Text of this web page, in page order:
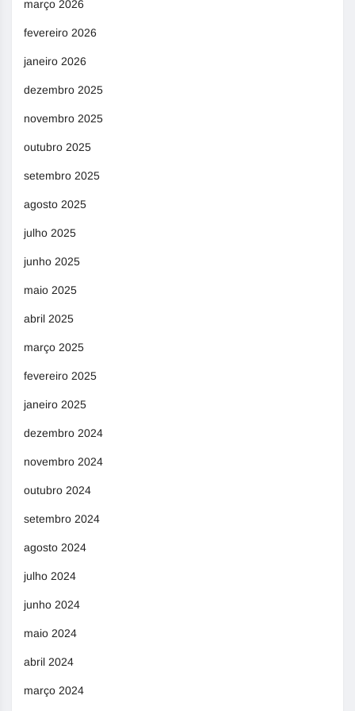
março 2026
fevereiro 2026
janeiro 2026
dezembro 2025
novembro 2025
outubro 2025
setembro 2025
agosto 2025
julho 2025
junho 2025
maio 2025
abril 2025
março 2025
fevereiro 2025
janeiro 2025
dezembro 2024
novembro 2024
outubro 2024
setembro 2024
agosto 2024
julho 2024
junho 2024
maio 2024
abril 2024
março 2024